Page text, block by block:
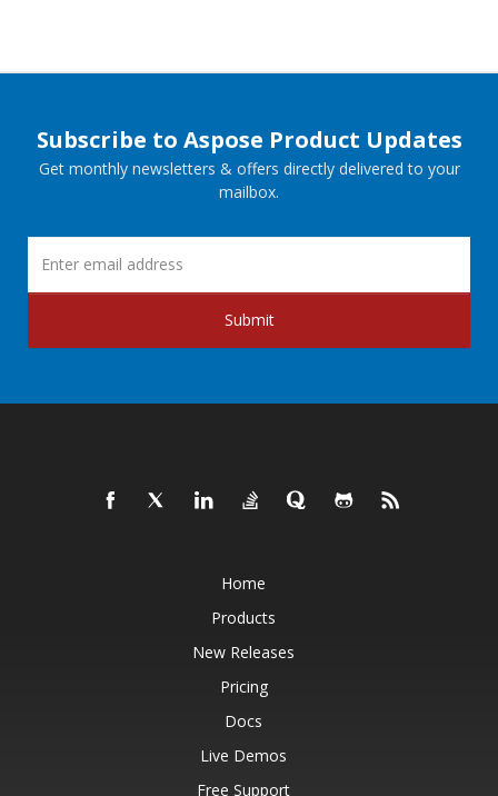
Subscribe to Aspose Product Updates
Get monthly newsletters & offers directly delivered to your
mailbox.
Submit
Home
Products
New Releases
Pricing
Docs
Live Demos
Free Support